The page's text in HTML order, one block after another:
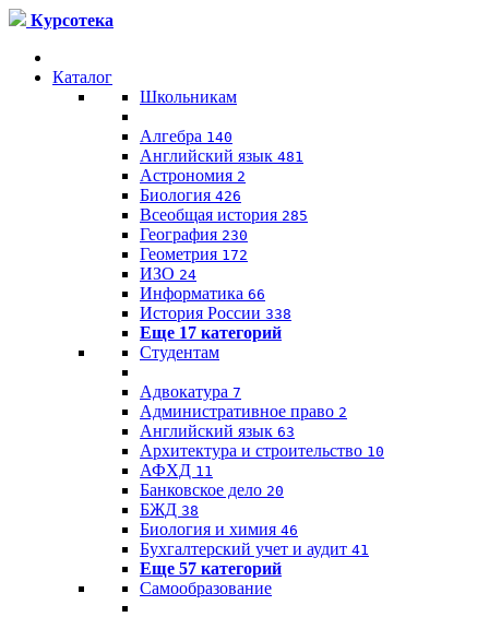
Курсотека
Каталог
Школьникам
Алгебра 140
Английский язык 481
Астрономия 2
Биология 426
Всеобщая история 285
География 230
Геометрия 172
ИЗО 24
Информатика 66
История России 338
Еще 17 категорий
Студентам
Адвокатура 7
Административное право 2
Английский язык 63
Архитектура и строительство 10
АФХД 11
Банковское дело 20
БЖД 38
Биология и химия 46
Бухгалтерский учет и аудит 41
Еще 57 категорий
Самообразование